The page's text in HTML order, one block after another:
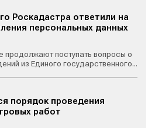
Роскадастра ответили на
персональных данных
продолжают поступать вопросы о
из Единого государственного...
порядок проведения
работ